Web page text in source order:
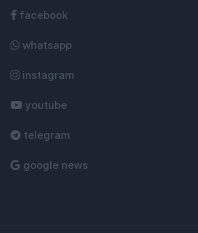
facebook
whatsapp
instagram
youtube
telegram
google news